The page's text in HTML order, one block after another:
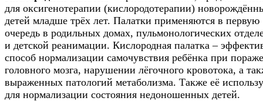
для оксигенотерапии (кислородотерапии)
детей младше трёх лет. Палатки применяются в первую
очередь в родильных домах, пульмонологических
и детской реанимации. Кислородная палатка –
способ нормализации самочувствия ребёнка при
головного мозга, нарушении лёгочного кровотока, а
выраженных патологий метаболизма. Также её
для нормализации состояния недоношенных детей.